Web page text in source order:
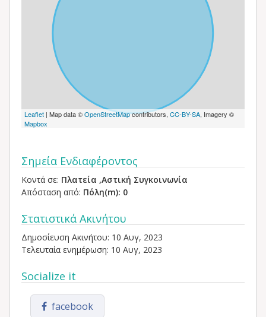
Leaflet | Map data ©OpenStreetMapcontributors, CC-BY-SA, Imagery ©
Mapbox
Σημεία Ενδιαφέροντος
Κοντά σε: Πλατεία ,Αστική Συγκοινωνία
Απόσταση από: Πόλη(m): 0
Στατιστικά Ακινήτου
Δημοσίευση Ακινήτου: 10 Αυγ, 2023
Τελευταία ενημέρωση: 10 Αυγ, 2023
Socialize it
facebook